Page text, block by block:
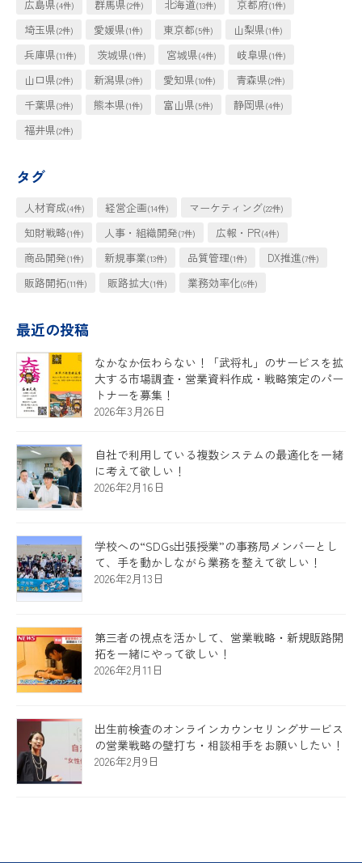
広島県(4件) 群馬県(2件) 北海道(13件) 京都府(1件)
埼玉県(2件) 愛媛県(1件) 東京都(5件) 山梨県(1件)
兵庫県(11件) 茨城県(1件) 宮城県(4件) 岐阜県(1件)
山口県(2件) 新潟県(3件) 愛知県(10件) 青森県(2件)
千葉県(3件) 熊本県(1件) 富山県(5件) 静岡県(4件)
福井県(2件)
タグ
人材育成(4件) 経営企画(14件) マーケティング(22件)
知財戦略(1件) 人事・組織開発(7件) 広報・PR(4件)
商品開発(1件) 新規事業(13件) 品質管理(1件) DX推進(7件)
販路開拓(11件) 販路拡大(1件) 業務効率化(6件)
最近の投稿
なかなか伝わらない！「武将札」のサービスを拡
大する市場調査・営業資料作成・戦略策定のパー
トナーを募集！
2026年3月26日
自社で利用している複数システムの最適化を一緒
に考えて欲しい！
2026年2月16日
学校への“SDGs出張授業”の事務局メンバーとし
て、手を動かしながら業務を整えて欲しい！
2026年2月13日
第三者の視点を活かして、営業戦略・新規販路開
拓を一緒にやって欲しい！
2026年2月11日
出生前検査のオンラインカウンセリングサービス
の営業戦略の壁打ち・相談相手をお願いしたい！
2026年2月9日